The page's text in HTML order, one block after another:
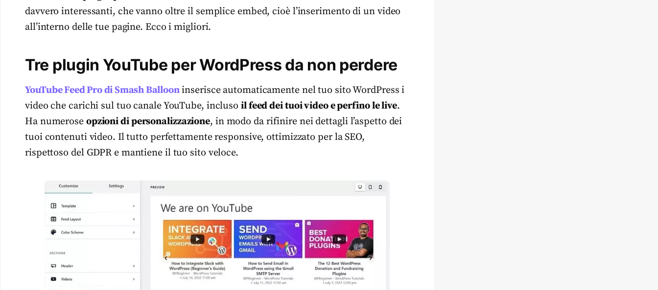
davvero interessanti, che vanno oltre il semplice embed, cioè l’inserimento di un video
all’interno delle tue pagine. Ecco i migliori.
Tre plugin YouTube per WordPress da non perdere
YouTube Feed Pro di Smash Ballooninserisce automaticamente nel tuo sito WordPress i
video che carichi sul tuo canale YouTube, incluso il feed dei tuoi video e perfino le live.
Ha numerose opzioni di personalizzazione, in modo da rifinire nei dettagli l’aspetto dei
tuoi contenuti video. Il tutto perfettamente responsive, ottimizzato per la SEO,
rispettoso del GDPR e mantiene il tuo sito veloce.